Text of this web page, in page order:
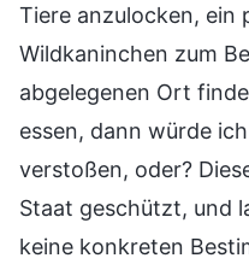
Tiere anzulocken, ein
Wildkaninchen zum
abgelegenen Ort
essen, dann würde
verstoßen, oder?
Staat geschützt, und
keine konkreten